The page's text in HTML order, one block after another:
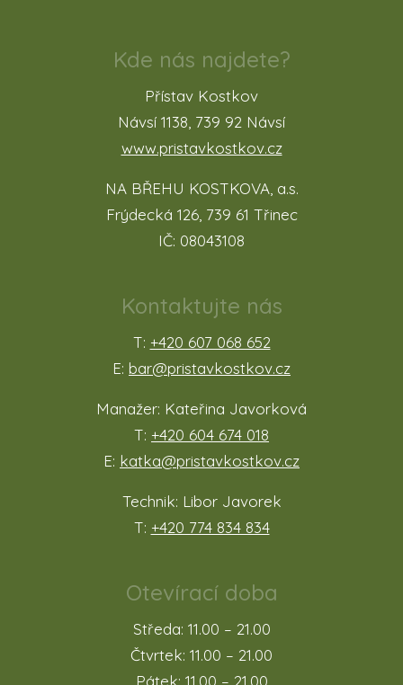
Kde nás najdete?
Přístav Kostkov
Návsí 1138, 739 92 Návsí
www.pristavkostkov.cz
NA BŘEHU KOSTKOVA, a.s.
Frýdecká 126, 739 61 Třinec
IČ: 08043108
Kontaktujte nás
T: +420 607 068 652
E: bar@pristavkostkov.cz
Manažer: Kateřina Javorková
T: +420 604 674 018
E: katka@pristavkostkov.cz
Technik: Libor Javorek
T: +420 774 834 834
Otevírací doba
Středa: 11.00 – 21.00
Čtvrtek: 11.00 – 21.00
Pátek: 11.00 – 21.00